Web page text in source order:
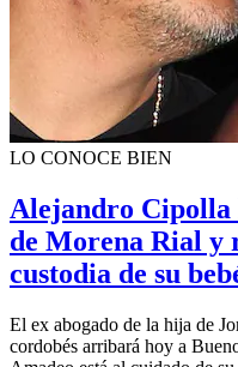
LO CONOCE BIEN
Alejandro Cipolla
de Morena Rial y
custodia de su
El ex abogado de la hija de
cordobés arribará hoy a